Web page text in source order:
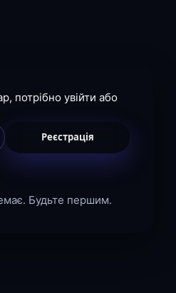
потрібно увійти або
Реєстрація
Будьте першим.